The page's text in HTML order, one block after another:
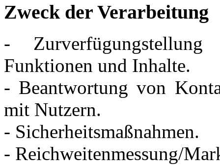
Zweck der Verarbeitung
- Zurverfügungstellung
Funktionen und Inhalte.
- Beantwortung von
mit Nutzern.
- Sicherheitsmaßnahmen.
- Reichweitenmessung/